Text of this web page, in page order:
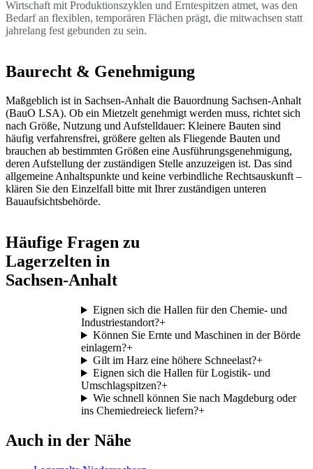
Wirtschaft mit Produktionszyklen und Erntespitzen atmet, was den
Bedarf an flexiblen, temporären Flächen prägt, die mitwachsen statt
jahrelang fest gebunden zu sein.
Baurecht & Genehmigung
Maßgeblich ist in Sachsen-Anhalt die Bauordnung Sachsen-Anhalt
(BauO LSA). Ob ein Mietzelt genehmigt werden muss, richtet sich
nach Größe, Nutzung und Aufstelldauer: Kleinere Bauten sind
häufig verfahrensfrei, größere gelten als Fliegende Bauten und
brauchen ab bestimmten Größen eine Ausführungsgenehmigung,
deren Aufstellung der zuständigen Stelle anzuzeigen ist. Das sind
allgemeine Anhaltspunkte und keine verbindliche Rechtsauskunft –
klären Sie den Einzelfall bitte mit Ihrer zuständigen unteren
Bauaufsichtsbehörde.
Häufige Fragen zu
Lagerzelten in
Sachsen-Anhalt
Eignen sich die Hallen für den Chemie- und
Industriestandort?+
Können Sie Ernte und Maschinen in der Börde
einlagern?+
Gilt im Harz eine höhere Schneelast?+
Eignen sich die Hallen für Logistik- und
Umschlagspitzen?+
Wie schnell können Sie nach Magdeburg oder
ins Chemiedreieck liefern?+
Auch in der Nähe